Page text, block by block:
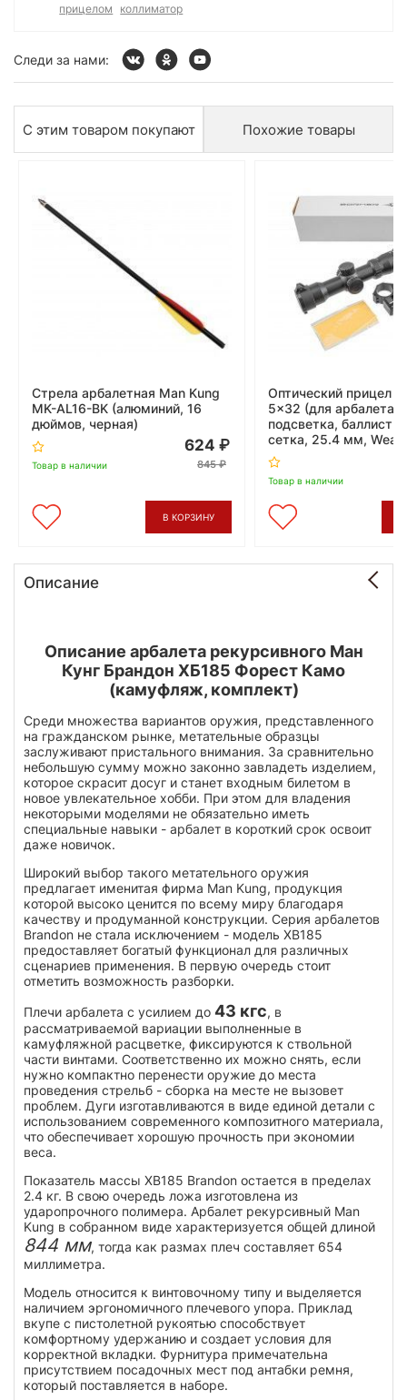
прицелом
коллиматор
Следи за нами:
С этим товаром покупают Похожие товары
Стрела арбалетная Man Kung
MK-AL16-BK (алюминий, 16
дюймов, черная)
Товар в наличии
624
845
В КОРЗИНУ
Оптический прицел
5x32 (для арбалета,
подсветка,
сетка, 25.4 мм,
Товар в наличии
Описание
Описание арбалета рекурсивного Ман
Кунг Брандон ХБ185 Форест Камо
(камуфляж, комплект)
Среди множества вариантов оружия, представленного
на гражданском рынке, метательные образцы
заслуживают пристального внимания. За сравнительно
небольшую сумму можно законно завладеть изделием,
которое скрасит досуг и станет входным билетом в
новое увлекательное хобби. При этом для владения
некоторыми моделями не обязательно иметь
специальные навыки - арбалет в короткий срок освоит
даже новичок.
Широкий выбор такого метательного оружия
предлагает именитая фирма Man Kung, продукция
которой высоко ценится по всему миру благодаря
качеству и продуманной конструкции. Серия арбалетов
Brandon не стала исключением - модель XB185
предоставляет богатый функционал для различных
сценариев применения. В первую очередь стоит
отметить возможность разборки.
Плечи арбалета с усилием до 43 кгс, в
рассматриваемой вариации выполненные в
камуфляжной расцветке, фиксируются к ствольной
части винтами. Соответственно их можно снять, если
нужно компактно перенести оружие до места
проведения стрельб - сборка на месте не вызовет
проблем. Дуги изготавливаются в виде единой детали с
использованием современного композитного материала,
что обеспечивает хорошую прочность при экономии
веса.
Показатель массы XB185 Brandon остается в пределах
2.4 кг. В свою очередь ложа изготовлена из
ударопрочного полимера. Арбалет рекурсивный Man
Kung в собранном виде характеризуется общей длиной
844 мм, тогда как размах плеч составляет 654
миллиметра.
Модель относится к винтовочному типу и выделяется
наличием эргономичного плечевого упора. Приклад
вкупе с пистолетной рукоятью способствует
комфортному удержанию и создает условия для
корректной вкладки. Фурнитура примечательна
присутствием посадочных мест под антабки ремня,
который поставляется в наборе.